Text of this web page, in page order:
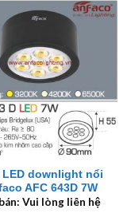
downlight nổi
AFC 643D 7W
Vui lòng liên hệ